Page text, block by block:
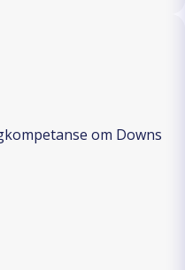
om Downs